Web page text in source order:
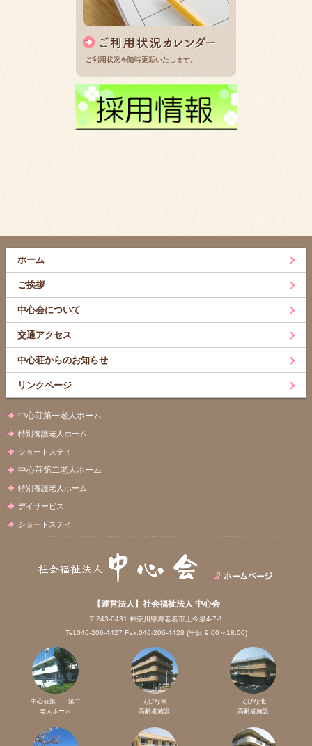
ご利用状況を随時更新いたします。
ホーム
ご挨拶
中心会について
交通アクセス
中心荘からのお知らせ
リンクページ
中心荘第一老人ホーム
特別養護老人ホーム
ショートステイ
中心荘第二老人ホーム
特別養護老人ホーム
デイサービス
ショートステイ
【運営法人】社会福祉法人 中心会
〒243-0431 神奈川県海老名市上今泉4-7-1
Tel:046-206-4427 Fax:046-206-4428 (平日 9:00～18:00)
中心荘第一・第二
老人ホーム
えびな南
高齢者施設
えびな北
高齢者施設